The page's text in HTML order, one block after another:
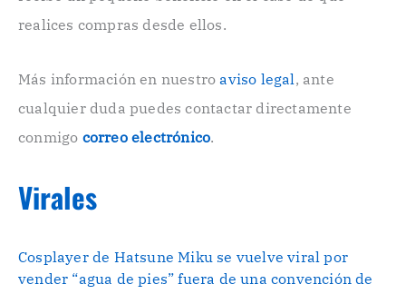
ó
n
o
.
realices compras desde ellos.
Más información en nuestroaviso legal, ante
cualquier duda puedes contactar directamente
conmigo correo electrónico.
Virales
Cosplayer de Hatsune Miku se vuelve viral por
vender “agua de pies” fuera de una convención de